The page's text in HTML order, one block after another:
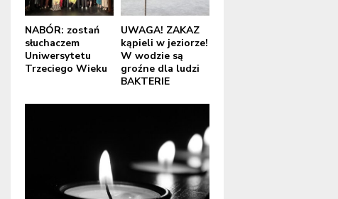
NABÓR: zostań
słuchaczem
Uniwersytetu
Trzeciego Wieku
UWAGA! ZAKAZ
kąpieli w jeziorze!
W wodzie są
groźne dla ludzi
BAKTERIE